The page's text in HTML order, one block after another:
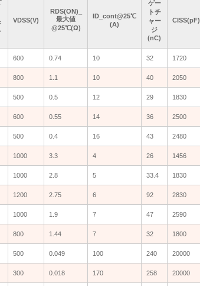
VDSS(V)
RDS(ON)_
最大値
@25℃(Ω)
ID_cont@25℃
(A)
ゲー
トチ
ャー
ジ
(nC)
CISS(pF)
VDSS(V)
RDS(ON)_
最大値
@25℃(Ω)
ID_cont@25℃
(A)
ゲー
トチ
ャー
ジ
(nC)
CISS(pF)
VDSS(V)
RDS(ON)_
最大値
@25℃(Ω)
ID_cont@25℃
(A)
ゲー
トチ
ャー
ジ
(nC)
CISS(pF)
600 0.74 10 32 1720
800 1.1 10 40 2050
500 0.5 12 29 1830
600 0.55 14 36 2500
500 0.4 16 43 2480
1000 3.3 4 26 1456
1000 2.8 5 33.4 1830
1200 2.75 6 92 2830
1000 1.9 7 47 2590
800 1.44 7 32 1800
500 0.049 100 240 20000
300 0.018 170 258 20000
VDSS(V)
RDS(ON)_
最大値
@25℃(Ω)
ID_cont@25℃
(A)
ゲー
トチ
ャー
ジ
(nC)
CISS(pF)
600 0.74 10 32 1720
800 1.1 10 40 2050
500 0.5 12 29 1830
600 0.55 14 36 2500
500 0.4 16 43 2480
1000 3.3 4 26 1456
1000 2.8 5 33.4 1830
1200 2.75 6 92 2830
1000 1.9 7 47 2590
800 1.44 7 32 1800
500 0.049 100 240 20000
300 0.018 170 258 20000